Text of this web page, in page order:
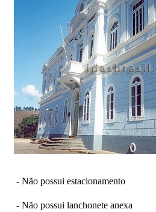
- Não possui estacionamento
- Não possui lanchonete anexa